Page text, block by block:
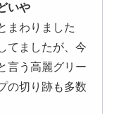
いや
まわりました
てましたが、今
言う高麗グリー
の切り跡も多数